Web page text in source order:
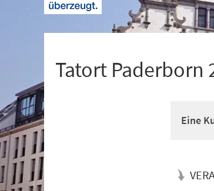
Tatort Paderborn
Eine